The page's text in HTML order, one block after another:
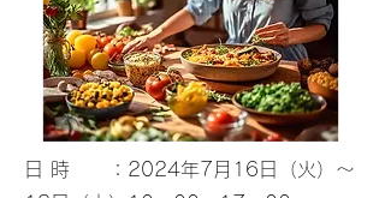
日 時 ：2024年7月16日（火）～